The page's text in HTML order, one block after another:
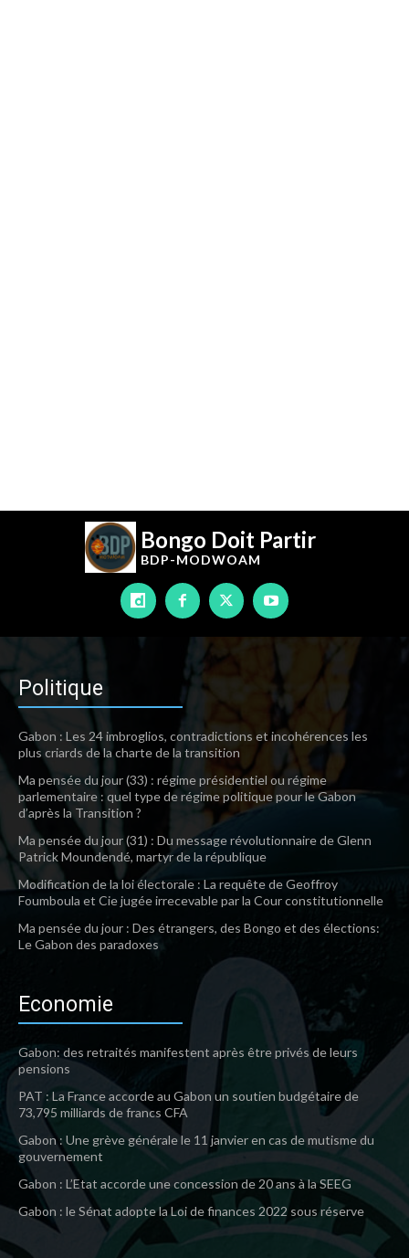
Bongo Doit Partir
BDP-MODWOAM
Politique
Gabon : Les 24 imbroglios, contradictions et incohérences les
plus criards de la charte de la transition
Ma pensée du jour (33) : régime présidentiel ou régime
parlementaire : quel type de régime politique pour le Gabon
d’après la Transition ?
Ma pensée du jour (31) : Du message révolutionnaire de Glenn
Patrick Moundendé, martyr de la république
Modification de la loi électorale : La requête de Geoffroy
Foumboula et Cie jugée irrecevable par la Cour constitutionnelle
Ma pensée du jour : Des étrangers, des Bongo et des élections:
Le Gabon des paradoxes
Economie
Gabon: des retraités manifestent après être privés de leurs
pensions
PAT : La France accorde au Gabon un soutien budgétaire de
73,795 milliards de francs CFA
Gabon : Une grève générale le 11 janvier en cas de mutisme du
gouvernement
Gabon : L’Etat accorde une concession de 20 ans à la SEEG
Gabon : le Sénat adopte la Loi de finances 2022 sous réserve